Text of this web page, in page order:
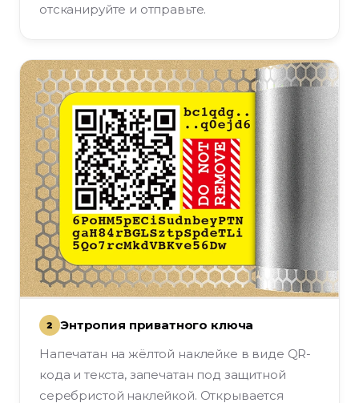
отсканируйте и отправьте.
2
Энтропия приватного ключа
Напечатан на жёлтой наклейке в виде QR-
кода и текста, запечатан под защитной
серебристой наклейкой. Открывается